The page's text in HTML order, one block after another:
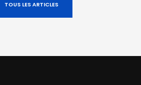
TOUS LES ARTICLES